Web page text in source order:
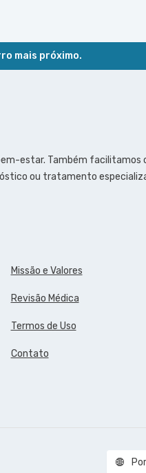
mais próximo.
estar. Também facilitamos
ou tratamento
Missão e Valores
Revisão Médica
Termos de Uso
Contato